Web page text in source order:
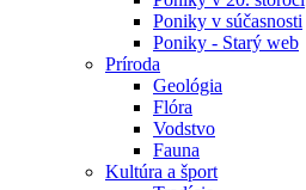
Poniky v súčasnosti
Poniky - Starý web
Príroda
Geológia
Flóra
Vodstvo
Fauna
Kultúra a šport